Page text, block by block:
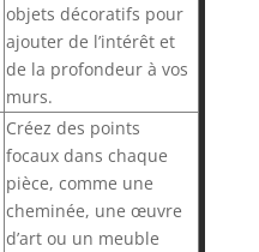
objets décoratifs pour
ajouter de l’intérêt et
de la profondeur à vos
murs.
Créez des points
focaux dans chaque
pièce, comme une
cheminée, une œuvre
d’art ou un meuble